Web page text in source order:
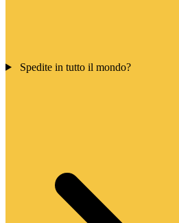
Spedite in tutto il mondo?